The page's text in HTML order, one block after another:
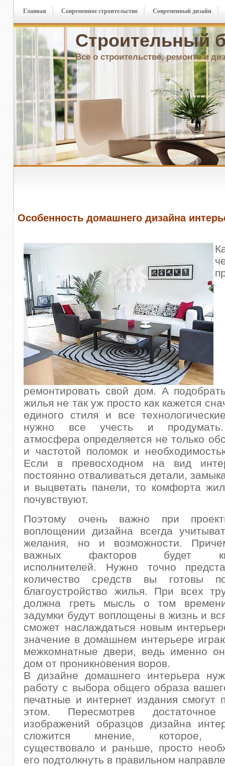
Строительный
Все о строительстве, ремонте и
Главная Современное строительство Современный дизайн
Особенность домашнего дизайна
ремонтировать свой дом. А
жилья не так уж просто как кажется
единого стиля и все
нужно все учесть и
атмосфера определяется не только
и частотой поломок и
Если в превосходном на вид
постоянно отваливаться детали,
и выцветать панели, то комфорта
почувствуют.
Поэтому очень важно при
воплощении дизайна всегда
желания, но и возможности.
важных факторов будет
исполнителей. Нужно точно
количество средств вы готовы
благоустройство жилья. При всех
должна греть мысль о том
задумки будут воплощены в жизнь и
сможет наслаждаться новым
значение в домашнем интерьере
межкомнатные двери, ведь именно
дом от проникновения воров.
В дизайне домашнего интерьера
работу с выбора общего образа
печатные и интернет издания смогут
этом. Пересмотрев достаточное
изображений образцов дизайна
сложится мнение, которое,
существовало и раньше, просто
его подтолкнуть в правильном